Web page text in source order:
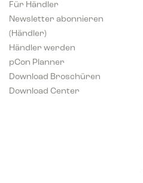
Newsletter abonnieren
(Händler)
Händler werden
pCon Planner
Download Broschüren
Download Center